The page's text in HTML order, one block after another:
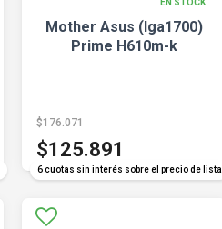
EN STOCK
Mother Asus (lga1700)
Prime H610m-k
6 cuotas sin interés sobre el precio de lista
$176.071
$125.891